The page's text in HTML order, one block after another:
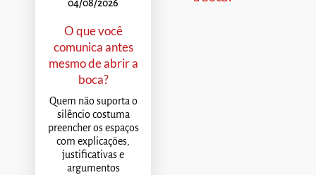
04/08/2026
O que você
comunica antes
mesmo de abrir a
boca?
Quem não suporta o
silêncio costuma
preencher os espaços
com explicações,
justificativas e
argumentos